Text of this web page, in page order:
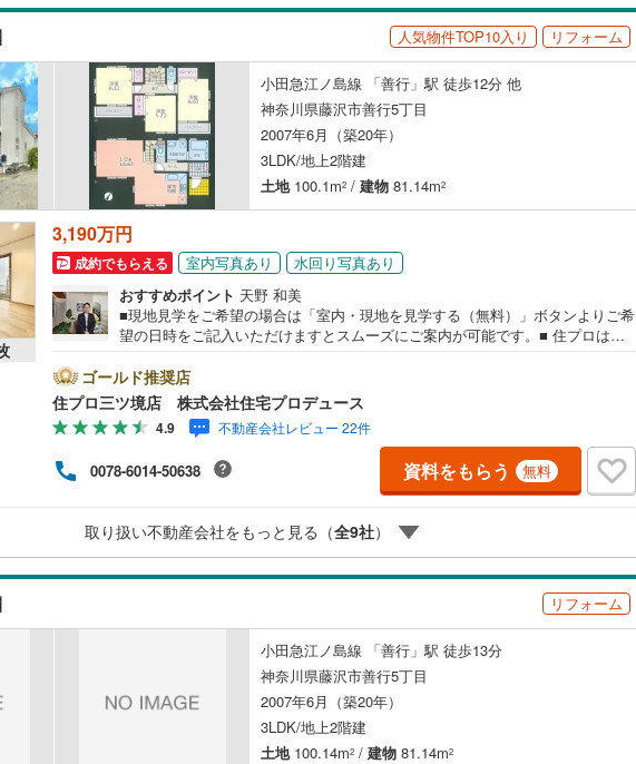
人気物件TOP10入り リフォーム
小田急江ノ島線 「善行」駅 徒歩12分 他
神奈川県藤沢市善行5丁目
2007年6月（築20年）
3LDK/地上2階建
土地100.1m2 / 建物 81.14m2
3,190万円
成約でもらえる 室内写真あり
水回り写真あり
おすすめポイント 天野 和美
■現地見学をご希望の場合は「室内・現地を見学する（無料）」ボタンよりご希
望の日時をご記入いただけますとスムーズにご案内が可能です。■ 住プロは藤
門会社です！最新物件情報や当社限定で販売する物件情報も多数ございますの
で、お気軽にお問合せ下さい！ -------------- 弊社独自の住宅ローン提案システム
弊社ではファイナンシャル専門スタッフによる【丁寧な資金アドバイス】【フ
ァイナンシャルプラン提案書の作成】を随時行っております。意外に知らない
お客様が多い【定年時の住宅ローン残高】【住宅購入者だけが加入できる無料
の生命保険】【13年間もらえる、国からの特別ボーナス】これから多くなる
【教育費】住宅を買った後から始まる【住宅ローン返済】65歳以上から必要に
していきませんか？？ --------------
ゴールド推奨店
住プロ三ツ境店 株式会社住宅プロデュース
4.9 不動産会社レビュー 22件
0078-6014-50638 資料をもらう 無料
取り扱い不動産会社をもっと見る（全9社）
リフォーム
小田急江ノ島線 「善行」駅 徒歩13分
神奈川県藤沢市善行5丁目
2007年6月（築20年）
3LDK/地上2階建
土地100.14m2 / 建物 81.14m2
鳥取 島根 岡山 広島 山口
徳島 香川 愛媛 高知
福岡 佐賀 長崎
件 この条件で検索する
緑区(57) 瀬谷区(41)
泉区(45) 青葉区(77)
緑区(91) 中央区
の
横須賀市 (52) 平塚市(
藤沢市
逗子市(10) 三浦市
厚木市(129) 大和市(69)
海老名市 ( 48) 座間市 (48 )
綾瀬市(74)
中郡大磯町( 19)
足柄上郡大井町 (4) 足柄上郡松田町 (1)
足柄上郡開成町 ( 3 ) 足柄下郡箱根町
足柄下郡湯河原町(28) 愛甲郡愛川町(34)
件 この条件で検索する
羽鳥(1)
藤沢( 2) 本鵠沼(2)
村岡東
(2) 用田
本藤沢 (2)
件 この条件で検索する
東急目黒線(0)
東急新横浜線(0) 京急本線(0)
京急逗子線( 0) 京急久里浜線
相模鉄道いずみ野線
横浜高速鉄道みなとみらい線(0) 江ノ島電鉄(0)
箱根登山鉄道 (0) 箱根登山ケーブルカー
件 この条件で検索する
件 この条件で検索する
バリアフリー住宅（0）
二世帯向け（0） 平屋・1階建て （
サービスルーム（納戸）（1）
最寄りの駅が始発駅
配置、向き、建ち方、日当たり
前道6m以上（0） 角地（0）
平坦地（1）
LD
リビングダイニング15畳以上
キッチン
販売、価格、契約、入居関連など
即入居可能（1）
件 この条件で検索する
保存した条件を見る